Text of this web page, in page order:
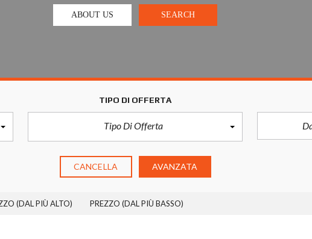
ABOUT US SEARCH
TIPO DI OFFERTA
Tipo Di Offerta
CANCELLA AVANZATA
(DAL PIÙ ALTO) PREZZO (DAL PIÙ BASSO)